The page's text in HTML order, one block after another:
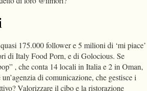
175.000 follower e 5 milioni di ‘mi piace’
di Italy Food Porn, e di Golocious. Se
, che conta 14 locali in Italia e 2 in Oman,
di comunicazione, che gestisce i
Valorizzare il cibo e la ristorazione